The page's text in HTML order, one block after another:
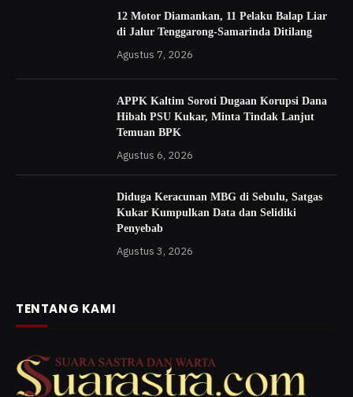
12 Motor Diamankan, 11 Pelaku Balap Liar
di Jalur Tenggarong-Samarinda Ditilang
Agustus 7, 2026
APPK Kaltim Soroti Dugaan Korupsi Dana
Hibah PSU Kukar, Minta Tindak Lanjut
Temuan BPK
Agustus 6, 2026
Diduga Keracunan MBG di Sebulu, Satgas
Kukar Kumpulkan Data dan Selidiki
Penyebab
Agustus 3, 2026
TENTANG KAMI